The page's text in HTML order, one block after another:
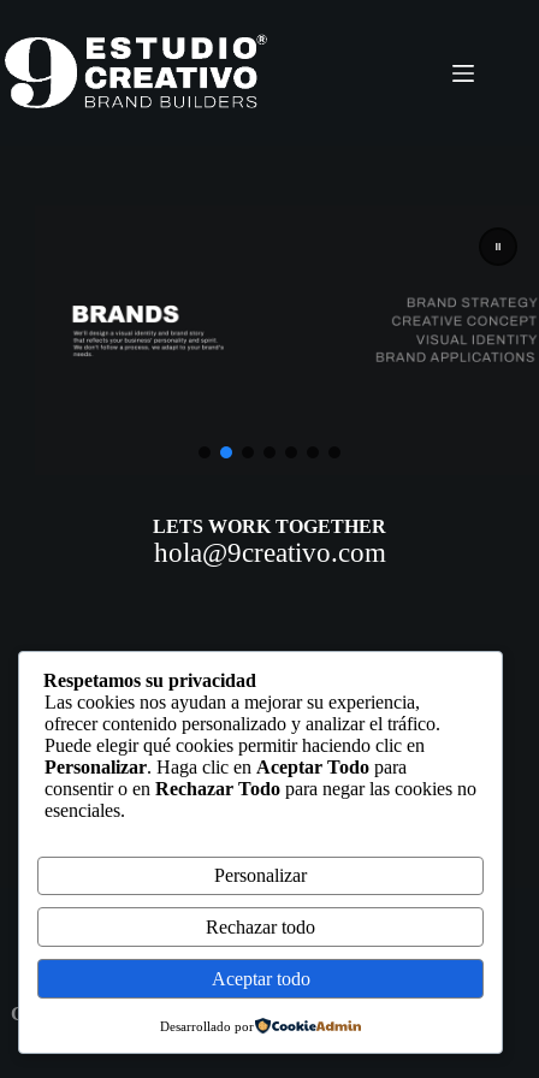
contenido
LETS WORK TOGETHER
hola@9creativo.com
WORK
ABOUT
SERVICES
CONTACT
Copyright © 9 CREATIVE STUDIO 20025
POLICY
Respetamos su privacidad
Las cookies nos ayudan a mejorar su experiencia,
ofrecer contenido personalizado y analizar el tráfico.
Puede elegir qué cookies permitir haciendo clic en
Personalizar. Haga clic en Aceptar Todo para
consentir o en Rechazar Todo para negar las cookies no
esenciales.
Personalizar
Rechazar todo
Aceptar todo
Desarrollado por